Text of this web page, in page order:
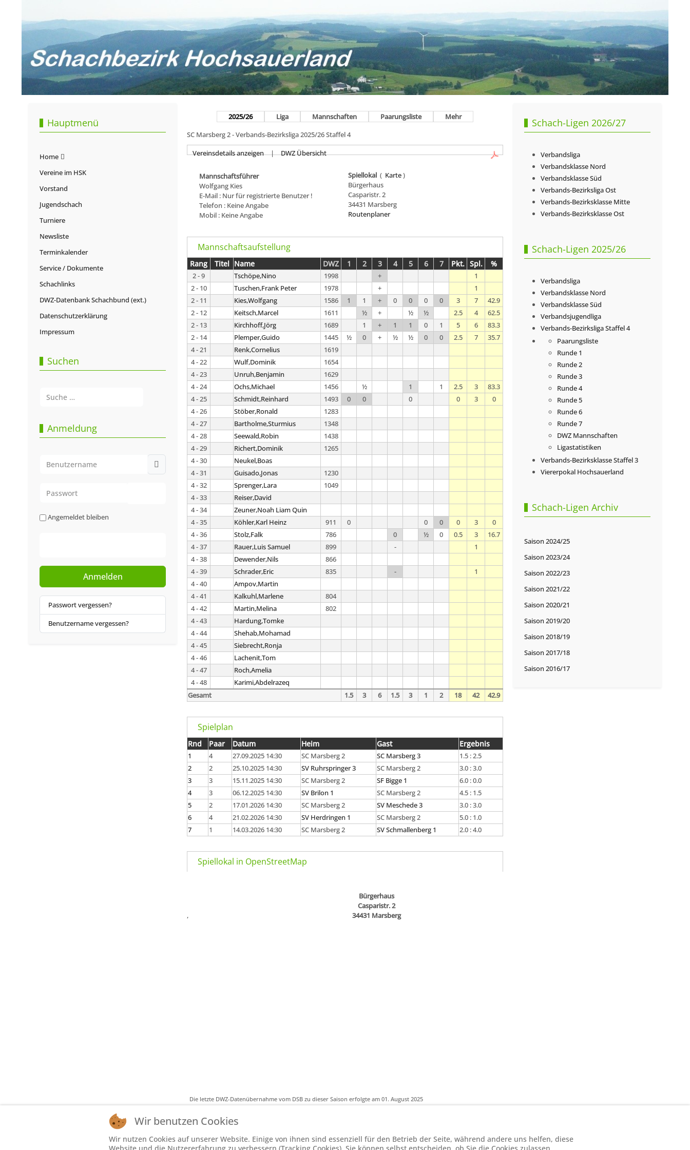
Hauptmenü
Home
Vereine im HSK
Vorstand
Jugendschach
Turniere
Newsliste
Terminkalender
Service / Dokumente
Schachlinks
DWZ-Datenbank Schachbund (ext.)
Datenschutzerklärung
Impressum
Suchen
Anmeldung
Passwort anzeigen
Angemeldet bleiben
Anmelden
Passwort vergessen?
Benutzername vergessen?
2025/26 Liga Mannschaften Paarungsliste
Mehr
SC Marsberg 2 - Verbands-Bezirksliga 2025/26 Staffel 4
Vereinsdetails anzeigen | DWZ Übersicht
Mannschaftsführer
Wolfgang Kies
E-Mail : Nur für registrierte Benutzer !
Telefon : Keine Angabe
Mobil : Keine Angabe
Spiellokal( Karte)
Bürgerhaus
Casparistr. 2
34431 Marsberg
Routenplaner
Mannschaftsaufstellung
Rang Titel Name DWZ 1 2 3 4 5 6 7 Pkt. Spl. %
2 - 9 Tschöpe,Nino 1998 +
1
2 - 10
Tuschen,Frank Peter 1978 +
1
2 - 11
Kies,Wolfgang 1586 1 1 + 0 0 0 0 3 7
42.9
2 - 12
Keitsch,Marcel 1611 ½ + ½ ½ 2.5 4
62.5
2 - 13
Kirchhoff,Jörg 1689 1 + 1 1 0 1 5 6
83.3
2 - 14
Plemper,Guido 1445 ½ 0 + ½ ½ 0 0 2.5 7
35.7
4 - 21
Renk,Cornelius
1619
4 - 22
Wulf,Dominik
1654
4 - 23
Unruh,Benjamin
1629
4 - 24
Ochs,Michael 1456 ½ 1 1 2.5 3
83.3
4 - 25
Schmidt,Reinhard 1493 0 0 0 0 3
0
4 - 26
Stöber,Ronald
1283
4 - 27
Bartholme,Sturmius
1348
4 - 28
Seewald,Robin
1438
4 - 29
Richert,Dominik
1265
4 - 30
Neukel,Boas
4 - 31
Guisado,Jonas
1230
4 - 32
Sprenger,Lara
1049
4 - 33
Reiser,David
4 - 34
Zeuner,Noah Liam Quin
4 - 35
Köhler,Karl Heinz 911 0 0 0 0 3
0
4 - 36
Stolz,Falk 786 0 ½ 0 0.5 3
16.7
4 - 37
Rauer,Luis Samuel 899 -
1
4 - 38
Dewender,Nils
866
4 - 39
Schrader,Eric 835 -
1
4 - 40
Ampov,Martin
4 - 41
Kalkuhl,Marlene
804
4 - 42
Martin,Melina
802
4 - 43
Hardung,Tomke
4 - 44
Shehab,Mohamad
4 - 45
Siebrecht,Ronja
4 - 46
Lachenit,Tom
4 - 47
Roch,Amelia
4 - 48
Karimi,Abdelrazeq
Gesamt
1.5 3 6 1.5 3 1 2 18 42 42.9
Spielplan
Rnd Paar Datum Heim Gast Ergebnis
1 4 27.09.2025 14:30 SC Marsberg 2 SC Marsberg 3
1.5 : 2.5
2
2 25.10.2025 14:30 SV Ruhrspringer 3 SC Marsberg 2
3.0 : 3.0
3
3 15.11.2025 14:30 SC Marsberg 2 SF Bigge 1
6.0 : 0.0
4
3 06.12.2025 14:30 SV Brilon 1 SC Marsberg 2
4.5 : 1.5
5
2 17.01.2026 14:30 SC Marsberg 2 SV Meschede 3
3.0 : 3.0
6
4 21.02.2026 14:30 SV Herdringen 1 SC Marsberg 2
5.0 : 1.0
7
1 14.03.2026 14:30 SC Marsberg 2 SV Schmallenberg 1 2.0 : 4.0
Spiellokal in OpenStreetMap
Bürgerhaus
Casparistr. 2
34431 Marsberg
,
Die letzte DWZ-Datenübernahme vom DSB zu dieser Saison erfolgte am 01. August 2025
Schach-Ligen 2026/27
Verbandsliga
Verbandsklasse Nord
Verbandsklasse Süd
Verbands-Bezirksliga Ost
Verbands-Bezirksklasse Mitte
Verbands-Bezirksklasse Ost
Schach-Ligen 2025/26
Verbandsliga
Verbandsklasse Nord
Verbandsklasse Süd
Verbandsjugendliga
Verbands-Bezirksliga Staffel 4
Paarungsliste
Runde 1
Runde 2
Runde 3
Runde 4
Runde 5
Runde 6
Runde 7
DWZ Mannschaften
Ligastatistiken
Verbands-Bezirksklasse Staffel 3
Viererpokal Hochsauerland
Schach-Ligen Archiv
Saison 2024/25
Saison 2023/24
Saison 2022/23
Saison 2021/22
Saison 2020/21
Saison 2019/20
Saison 2018/19
Saison 2017/18
Saison 2016/17
Wir benutzen Cookies
Wir nutzen Cookies auf unserer Website. Einige von ihnen sind essenziell für den Betrieb der Seite, während andere uns helfen, diese